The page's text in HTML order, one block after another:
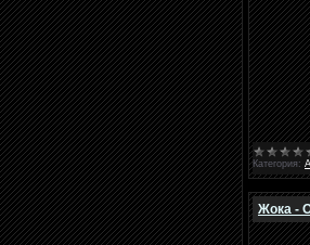
Категория:
Жока -